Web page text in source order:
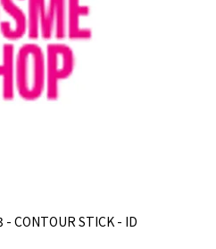
CONTOUR STICK - ID